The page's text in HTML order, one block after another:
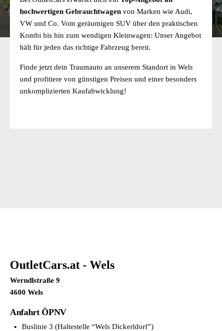
hochwertigen Gebrauchtwagen von Marken wie Audi,
VW und Co. Vom geräumigen SUV über den praktischen
Kombi bis hin zum wendigen Kleinwagen: Unser Angebot
hält für jeden das richtige Fahrzeug bereit.
Finde jetzt dein Traumauto an unserem Standort in Wels
und profitiere von günstigen Preisen und einer besonders
unkomplizierten Kaufabwicklung!
OutletCars.at - Wels
Werndlstraße 9
4600 Wels
Anfahrt ÖPNV
Buslinie 3 (Haltestelle “Wels Dickerldorf”)